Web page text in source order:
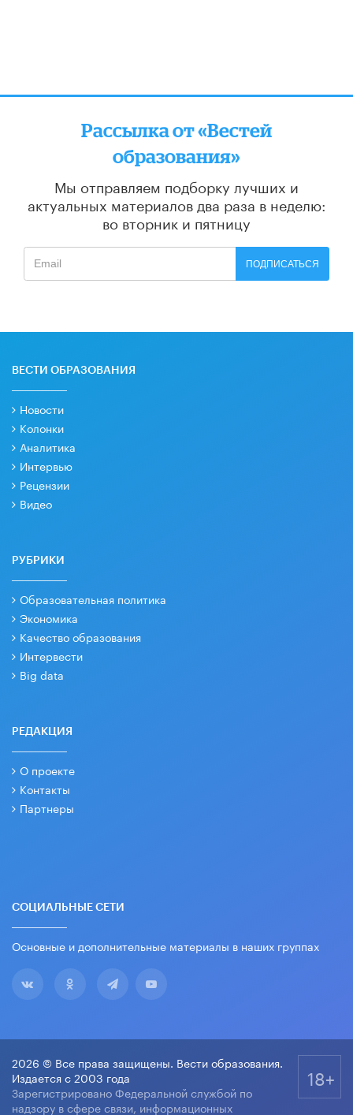
Рассылка от «Вестей
образования»
Мы отправляем подборку лучших и
актуальных материалов два раза в неделю:
во вторник и пятницу
ПОДПИСАТЬСЯ
ВЕСТИ ОБРАЗОВАНИЯ
Новости
Колонки
Аналитика
Интервью
Рецензии
Видео
РУБРИКИ
Образовательная политика
Экономика
Качество образования
Интервести
Big data
РЕДАКЦИЯ
О проекте
Контакты
Партнеры
СОЦИАЛЬНЫЕ СЕТИ
Основные и дополнительные материалы в наших группах
2026 © Все права защищены. Вести образования.
Издается с 2003 года
Зарегистрировано Федеральной службой по
надзору в сфере связи, информационных
18+